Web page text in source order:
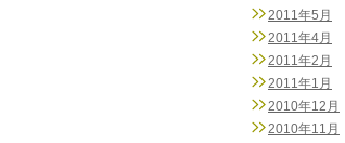
2011年5月
2011年4月
2011年2月
2011年1月
2010年12月
2010年11月